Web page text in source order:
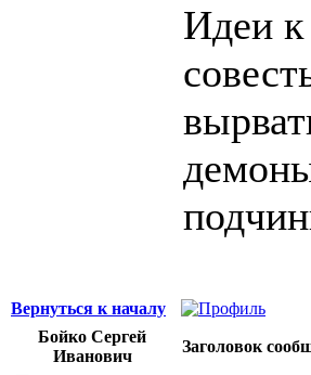
Идеи
Вернуться к началу
Бойко Сергей
Иванович
Заголовок